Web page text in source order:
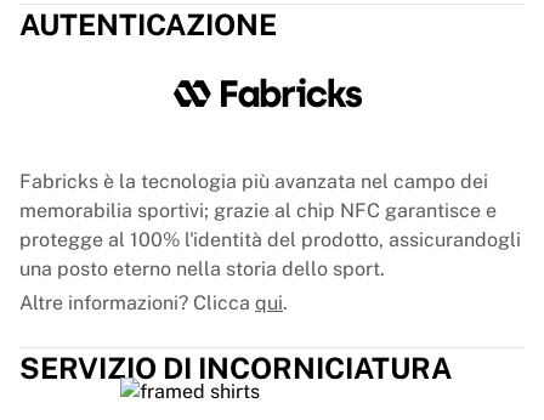
AUTENTICAZIONE
Fabricks è la tecnologia più avanzata nel campo dei
memorabilia sportivi; grazie al chip NFC garantisce e
protegge al 100% l'identità del prodotto, assicurandogli
una posto eterno nella storia dello sport.
Altre informazioni? Clicca qui.
SERVIZIO DI INCORNICIATURA